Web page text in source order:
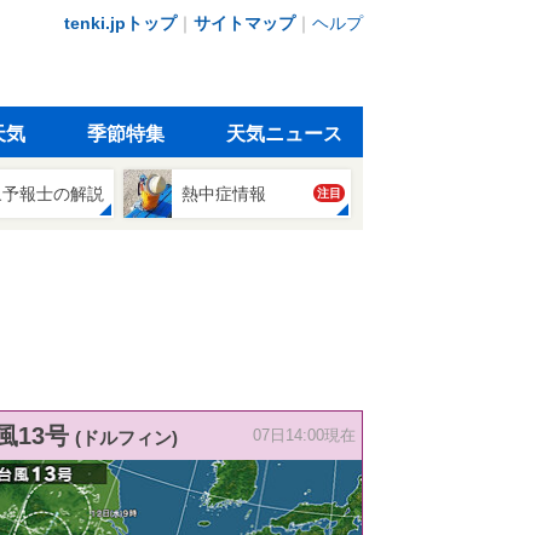
tenki.jpトップ｜ サイトマップ｜ ヘルプ
気 季節特集 天気ニュース
報士の解説 熱中症情報 注目
13号 (ドルフィン) 07日14:00現在